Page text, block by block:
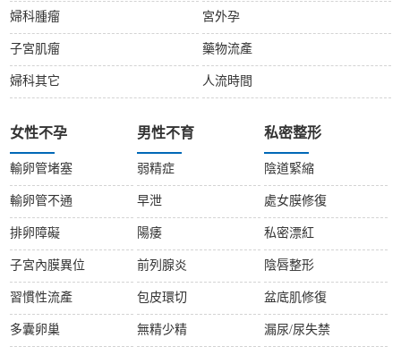
婦科腫瘤
子宮肌瘤
婦科其它
宮外孕
藥物流產
人流時間
女性不孕
輸卵管堵塞
輸卵管不通
排卵障礙
子宮內膜異位
習慣性流產
多囊卵巢
男性不育
弱精症
早泄
陽痿
前列腺炎
包皮環切
無精少精
私密整形
陰道緊縮
處女膜修復
私密漂紅
陰唇整形
盆底肌修復
漏尿/尿失禁